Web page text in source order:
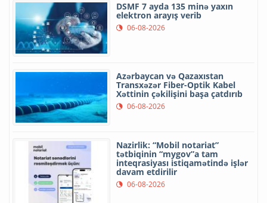
DSMF 7 ayda 135 minə yaxın
elektron arayış verib
06-08-2026
Azərbaycan və Qazaxıstan
Transxəzər Fiber-Optik Kabel
Xəttinin çəkilişini başa çatdırıb
06-08-2026
Nazirlik: “Mobil notariat”
tətbiqinin “mygov”a tam
inteqrasiyası istiqamətində işlər
davam etdirilir
06-08-2026